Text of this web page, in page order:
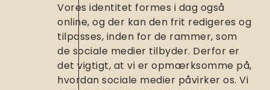
Vores identitet formes i dag også
online, og der kan den frit redigeres og
tilpasses, inden for de rammer, som
de sociale medier tilbyder. Derfor er
det vigtigt, at vi er opmærksomme på,
hvordan sociale medier påvirker os. Vi